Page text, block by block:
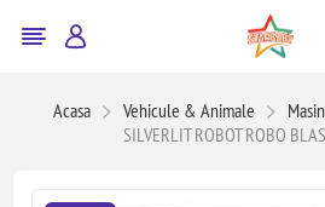
Acasa Vehicule & Animale
SILVERLIT ROBOT ROBO